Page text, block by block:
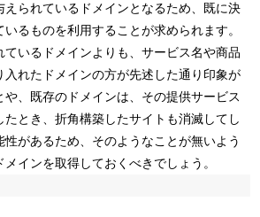
えられているドメインとなるため、既に決
いるものを利用することが求められます。
ているドメインよりも、サービス名や商品
入れたドメインの方が先述した通り印象が
や、既存のドメインは、その提供サービス
たとき、折角構築したサイトも消滅してし
性があるため、そのようなことが無いよう
メインを取得しておくべきでしょう。